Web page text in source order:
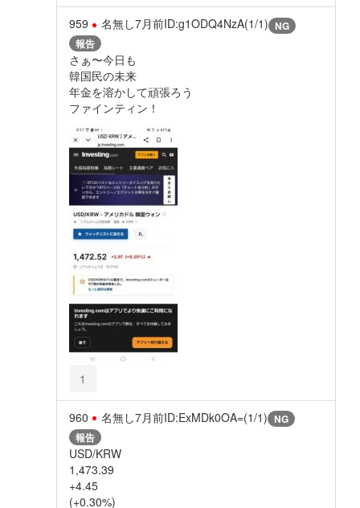
959 名無し7月前ID:g1ODQ4NzA(1/1) NG
報告
さぁ〜今日も
韓国民の未来
年金を溶かして頑張ろう
ファインティン！
1
960 名無し7月前ID:ExMDk0OA=(1/1) NG
報告
USD/KRW
1,473.39
+4.45
(+0.30%)